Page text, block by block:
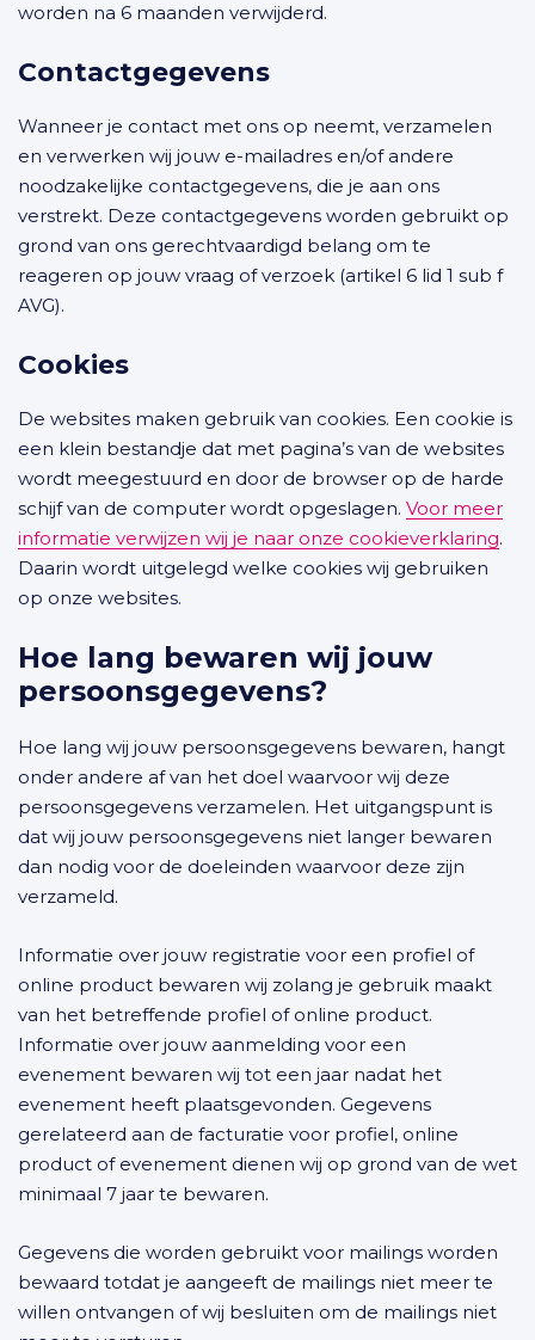
worden na 6 maanden verwijderd.
Contactgegevens
Wanneer je contact met ons op neemt, verzamelen
en verwerken wij jouw e-mailadres en/of andere
noodzakelijke contactgegevens, die je aan ons
verstrekt. Deze contactgegevens worden gebruikt op
grond van ons gerechtvaardigd belang om te
reageren op jouw vraag of verzoek (artikel 6 lid 1 sub f
AVG).
Cookies
De websites maken gebruik van cookies. Een cookie is
een klein bestandje dat met pagina’s van de websites
wordt meegestuurd en door de browser op de harde
schijf van de computer wordt opgeslagen. Voor meer
informatie verwijzen wij je naar onze cookieverklaring.
Daarin wordt uitgelegd welke cookies wij gebruiken
op onze websites.
Hoe lang bewaren wij jouw
persoonsgegevens?
Hoe lang wij jouw persoonsgegevens bewaren, hangt
onder andere af van het doel waarvoor wij deze
persoonsgegevens verzamelen. Het uitgangspunt is
dat wij jouw persoonsgegevens niet langer bewaren
dan nodig voor de doeleinden waarvoor deze zijn
verzameld.
Informatie over jouw registratie voor een profiel of
online product bewaren wij zolang je gebruik maakt
van het betreffende profiel of online product.
Informatie over jouw aanmelding voor een
evenement bewaren wij tot een jaar nadat het
evenement heeft plaatsgevonden. Gegevens
gerelateerd aan de facturatie voor profiel, online
product of evenement dienen wij op grond van de wet
minimaal 7 jaar te bewaren.
Gegevens die worden gebruikt voor mailings worden
bewaard totdat je aangeeft de mailings niet meer te
willen ontvangen of wij besluiten om de mailings niet